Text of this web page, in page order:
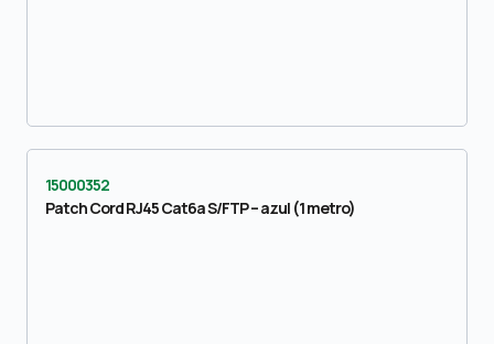
15000352
Patch Cord RJ45 Cat6a S/FTP – azul (1 metro)